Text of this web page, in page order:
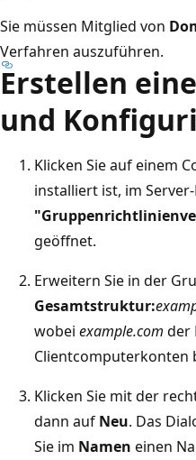
Sie müssen Mitglied von
Verfahren auszuführen.
Erstellen
und
Klicken Sie auf einem
installiert ist, im
geöffnet.
Erweitern Sie in der
Gesamtstruktur:
wobei example.com der
Clientcomputerkonten
Klicken Sie mit der
dann auf Neu. Das
Sie im Namen einen